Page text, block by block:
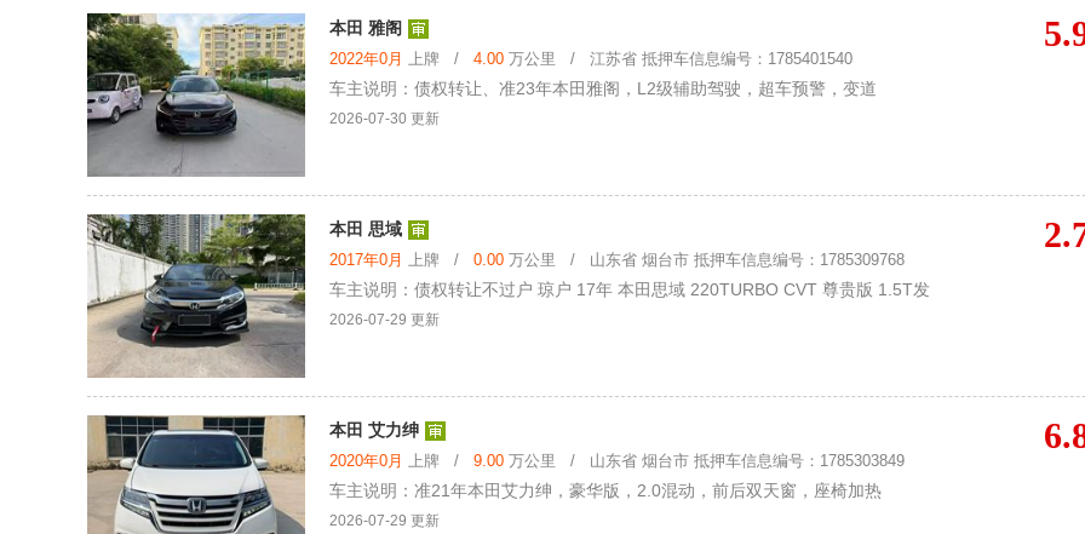
本田 雅阁
2022年0月 上牌 / 4.00 万公里 / 江苏省 抵押车信息编号：1785401540
车主说明：债权转让、准23年本田雅阁，L2级辅助驾驶，超车预警，变道
2026-07-30 更新
本田 思域
2017年0月 上牌 / 0.00 万公里 / 山东省 烟台市 抵押车信息编号：1785309768
车主说明：债权转让不过户 琼户 17年 本田思域 220TURBO CVT 尊贵版 1.5T发
2026-07-29 更新
本田 艾力绅
2020年0月 上牌 / 9.00 万公里 / 山东省 烟台市 抵押车信息编号：1785303849
车主说明：准21年本田艾力绅，豪华版，2.0混动，前后双天窗，座椅加热
2026-07-29 更新